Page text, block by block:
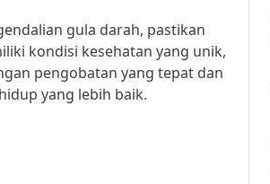
gula darah, pastikan
kondisi kesehatan yang unik,
pengobatan yang tepat dan
yang lebih baik.